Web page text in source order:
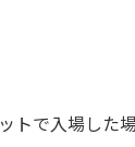
トで入場した